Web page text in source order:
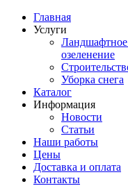
Главная
Услуги
Ландшафтное
озеленение
Уборка снега
Каталог
Информация
Новости
Статьи
Наши работы
Цены
Доставка и оплата
Контакты